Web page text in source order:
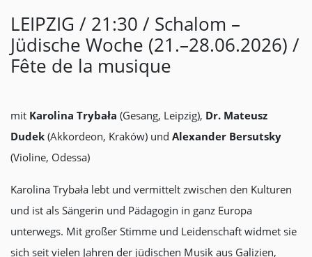
LEIPZIG / 21:30 / Schalom –
Jüdische Woche (21.–28.06.2026) /
Fête de la musique
mit Karolina Trybała (Gesang, Leipzig), Dr. Mateusz
Dudek (Akkordeon, Kraków) und Alexander Bersutsky
(Violine, Odessa)
Karolina Trybała lebt und vermittelt zwischen den Kulturen
und ist als Sängerin und Pädagogin in ganz Europa
unterwegs. Mit großer Stimme und Leidenschaft widmet sie
sich seit vielen Jahren der jüdischen Musik aus Galizien,